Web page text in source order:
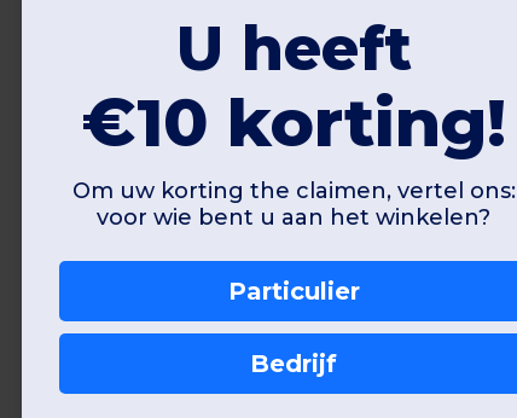
U heeft
€10 korting!
Om uw korting the claimen, vertel ons:
voor wie bent u aan het winkelen?
Particulier
Bedrijf